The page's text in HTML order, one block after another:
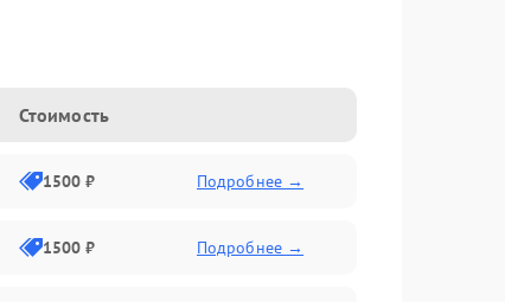
Стоимость
1500 ₽ Подробнее →
1500 ₽ Подробнее →